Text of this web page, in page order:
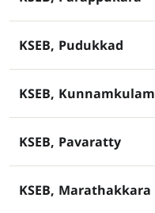
KSEB, Pudukkad
KSEB, Kunnamkulam
KSEB, Pavaratty
KSEB, Marathakkara